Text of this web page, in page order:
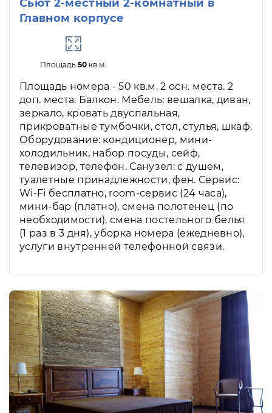
Сьют 2-местный 2-комнатный в
Главном корпусе
Площадь50 кв.м.
Площадь номера - 50 кв.м. 2 осн. места. 2
доп. места. Балкон. Мебель: вешалка, диван,
зеркало, кровать двуспальная,
прикроватные тумбочки, стол, стулья, шкаф.
Оборудование: кондиционер, мини-
холодильник, набор посуды, сейф,
телевизор, телефон. Санузел: с душем,
туалетные принадлежности, фен. Сервис:
Wi-Fi бесплатно, room-сервис (24 часа),
мини-бар (платно), смена полотенец (по
необходимости), смена постельного белья
(1 раз в 3 дня), уборка номера (ежедневно),
услуги внутренней телефонной связи.